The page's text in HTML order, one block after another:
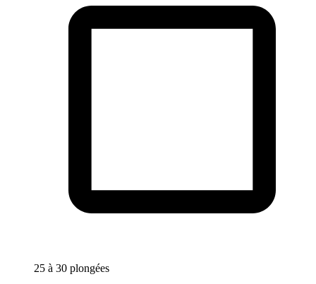
25 à 30 plongées